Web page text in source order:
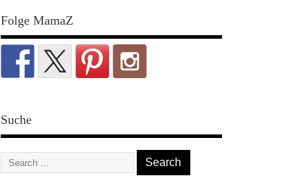
Folge MamaZ
Suche